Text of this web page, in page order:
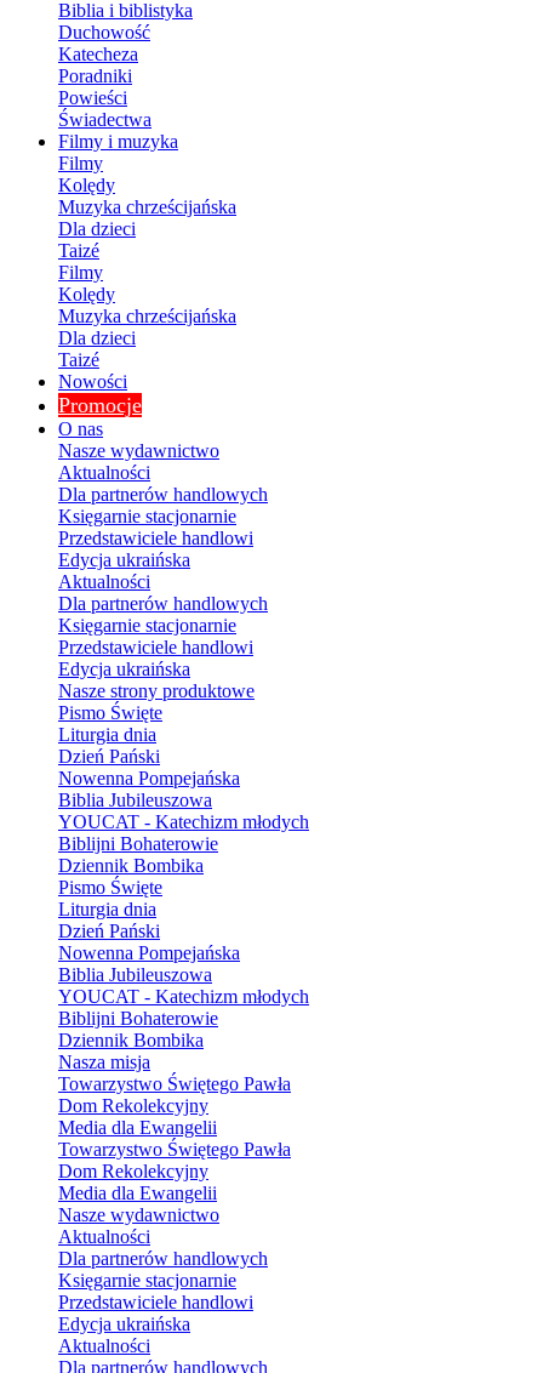
Biblia i biblistyka
Duchowość
Katecheza
Poradniki
Powieści
Świadectwa
Filmy i muzyka
Filmy
Kolędy
Muzyka chrześcijańska
Dla dzieci
Taizé
Filmy
Kolędy
Muzyka chrześcijańska
Dla dzieci
Taizé
Nowości
Promocje
O nas
Nasze wydawnictwo
Aktualności
Dla partnerów handlowych
Księgarnie stacjonarnie
Przedstawiciele handlowi
Edycja ukraińska
Aktualności
Dla partnerów handlowych
Księgarnie stacjonarnie
Przedstawiciele handlowi
Edycja ukraińska
Nasze strony produktowe
Pismo Święte
Liturgia dnia
Dzień Pański
Nowenna Pompejańska
Biblia Jubileuszowa
YOUCAT - Katechizm młodych
Biblijni Bohaterowie
Dziennik Bombika
Pismo Święte
Liturgia dnia
Dzień Pański
Nowenna Pompejańska
Biblia Jubileuszowa
YOUCAT - Katechizm młodych
Biblijni Bohaterowie
Dziennik Bombika
Nasza misja
Towarzystwo Świętego Pawła
Dom Rekolekcyjny
Media dla Ewangelii
Towarzystwo Świętego Pawła
Dom Rekolekcyjny
Media dla Ewangelii
Nasze wydawnictwo
Aktualności
Dla partnerów handlowych
Księgarnie stacjonarnie
Przedstawiciele handlowi
Edycja ukraińska
Aktualności
Dla partnerów handlowych